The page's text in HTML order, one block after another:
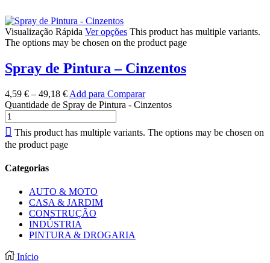
Visualização Rápida Ver opções This product has multiple variants.
The options may be chosen on the product page
Spray de Pintura – Cinzentos
4,59 € – 49,18 € Add para Comparar
Quantidade de Spray de Pintura - Cinzentos
This product has multiple variants. The options may be chosen on
the product page
Categorias
AUTO & MOTO
CASA & JARDIM
CONSTRUÇÃO
INDÚSTRIA
PINTURA & DROGARIA
Início